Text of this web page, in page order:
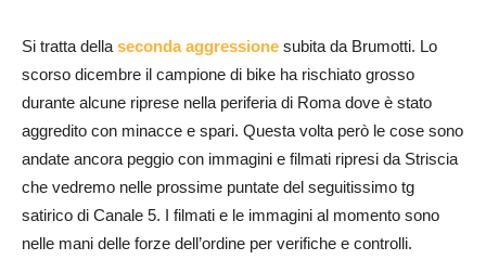
Si tratta della seconda aggressione subita da Brumotti. Lo
scorso dicembre il campione di bike ha rischiato grosso
durante alcune riprese nella periferia di Roma dove è stato
aggredito con minacce e spari. Questa volta però le cose sono
andate ancora peggio con immagini e filmati ripresi da Striscia
che vedremo nelle prossime puntate del seguitissimo tg
satirico di Canale 5. I filmati e le immagini al momento sono
nelle mani delle forze dell’ordine per verifiche e controlli.